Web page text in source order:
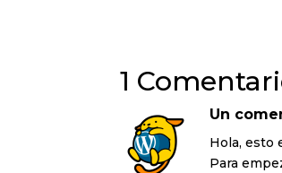
1
Un
Hola, esto
Para